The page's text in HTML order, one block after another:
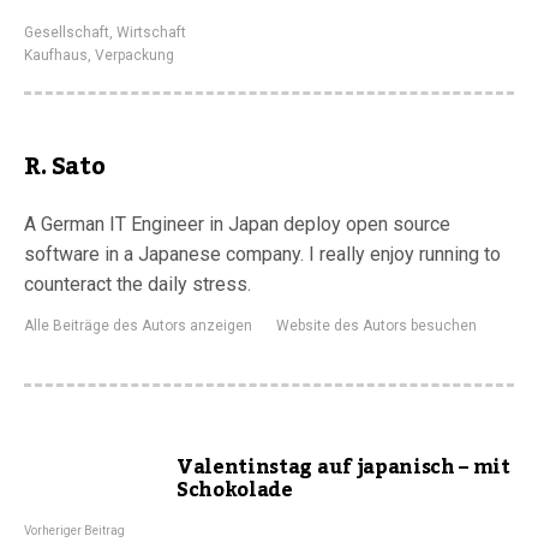
Gesellschaft, Wirtschaft
Kaufhaus, Verpackung
R. Sato
A German IT Engineer in Japan deploy open source
software in a Japanese company. I really enjoy running to
counteract the daily stress.
Alle Beiträge des Autors anzeigen Website des Autors besuchen
Valentinstag auf japanisch – mit
Schokolade
Vorheriger Beitrag